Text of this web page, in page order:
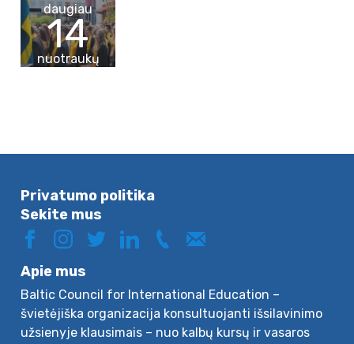
daugiau
14
nuotraukų
Privatumo politika
Sekite mus
Apie mus
Baltic Council for International Education –
švietėjiška organizacija konsultuojanti išsilavinimo
užsienyje klausimais – nuo kalbų kursų ir vasaros